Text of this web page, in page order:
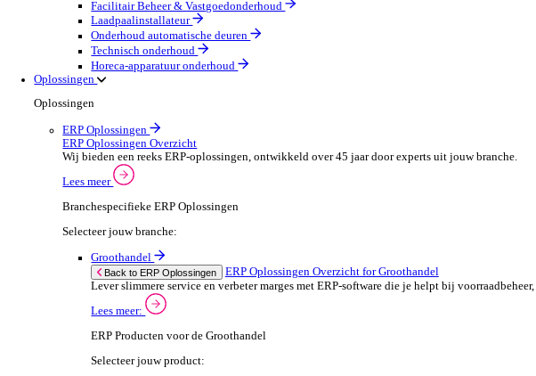
Machines & Gereedschap
Field Service
Field Service Overzicht
Stroomlijn je processen, neem betere beslissingen en geef je team een
Selecteer jouw branche:
Brandbeveiliging & Brandveiligheid
Waterhygiëne en behandeling
Sanitair- en verwarming
Beveiligingsinstallateur
Elektrotechnische installateur
Medische apparatuur onderhoud
Lift- en roltraponderhoud
Facilitair Beheer & Vastgoedonderhoud
Onderhoud automatische deuren
Technisch onderhoud